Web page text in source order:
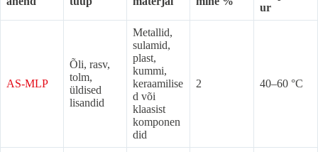
ur
AS-MLP
Õli, rasv,
tolm,
üldised
lisandid
Metallid,
sulamid,
plast,
kummi,
keraamilise
d või
klaasist
komponen
did
2 40–60 °C